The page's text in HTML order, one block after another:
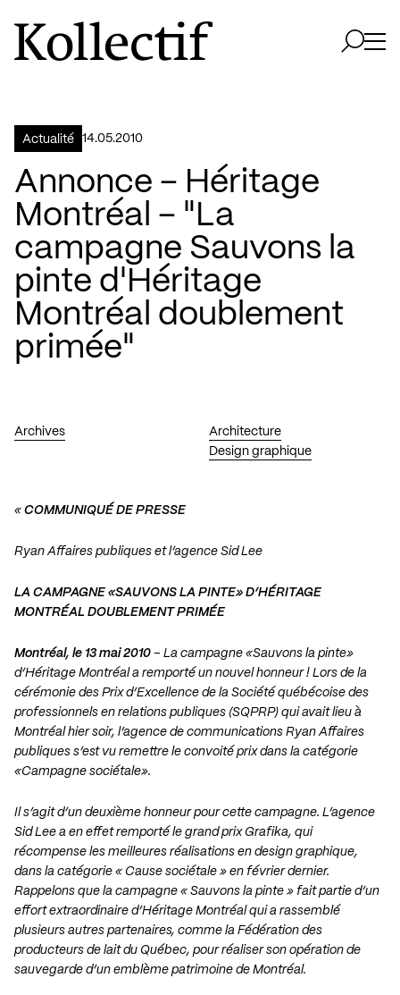
Aller à la page d'accueil
Logo Kollectif
Actualité 14.05.2010
Annonce – Héritage
Montréal – "La
campagne Sauvons la
pinte d'Héritage
Montréal doublement
primée"
Archives
Architecture
Design graphique
« COMMUNIQUÉ DE PRESSE
Ryan Affaires publiques et l’agence Sid Lee
LA CAMPAGNE «SAUVONS LA PINTE» D’HÉRITAGE
MONTRÉAL DOUBLEMENT PRIMÉE
Montréal, le 13 mai 2010 – La campagne «Sauvons la pinte»
d’Héritage Montréal a remporté un nouvel honneur ! Lors de la
cérémonie des Prix d’Excellence de la Société québécoise des
professionnels en relations publiques (SQPRP) qui avait lieu à
Montréal hier soir, l’agence de communications Ryan Affaires
publiques s’est vu remettre le convoité prix dans la catégorie
«Campagne sociétale».
Il s’agit d’un deuxième honneur pour cette campagne. L’agence
Sid Lee a en effet remporté le grand prix Grafika, qui
récompense les meilleures réalisations en design graphique,
dans la catégorie « Cause sociétale » en février dernier.
Rappelons que la campagne « Sauvons la pinte » fait partie d’un
effort extraordinaire d’Héritage Montréal qui a rassemblé
plusieurs autres partenaires, comme la Fédération des
producteurs de lait du Québec, pour réaliser son opération de
sauvegarde d’un emblème patrimoine de Montréal.